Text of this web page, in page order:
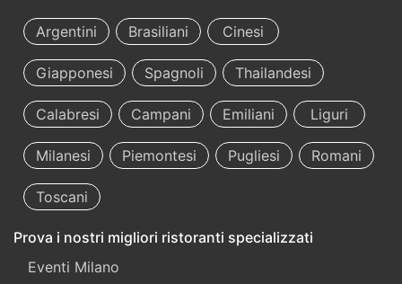
Argentini Brasiliani Cinesi
Giapponesi Spagnoli Thailandesi
Calabresi Campani Emiliani Liguri
Milanesi Piemontesi Pugliesi Romani
Toscani
Prova i nostri migliori ristoranti specializzati
Eventi Milano